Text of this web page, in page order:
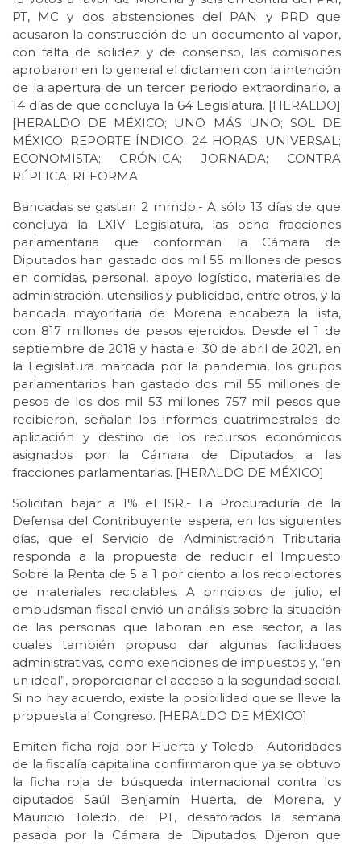
PT, MC y dos abstenciones del PAN y PRD que
acusaron la construcción de un documento al vapor,
con falta de solidez y de consenso, las comisiones
aprobaron en lo general el dictamen con la intención
de la apertura de un tercer periodo extraordinario, a
14 días de que concluya la 64 Legislatura. [HERALDO]
[HERALDO DE MÉXICO; UNO MÁS UNO; SOL DE
MÉXICO; REPORTE ÍNDIGO; 24 HORAS; UNIVERSAL;
ECONOMISTA; CRÓNICA; JORNADA; CONTRA
RÉPLICA; REFORMA
Bancadas se gastan 2 mmdp.- A sólo 13 días de que
concluya la LXIV Legislatura, las ocho fracciones
parlamentaria que conforman la Cámara de
Diputados han gastado dos mil 55 millones de pesos
en comidas, personal, apoyo logístico, materiales de
administración, utensilios y publicidad, entre otros, y la
bancada mayoritaria de Morena encabeza la lista,
con 817 millones de pesos ejercidos. Desde el 1 de
septiembre de 2018 y hasta el 30 de abril de 2021, en
la Legislatura marcada por la pandemia, los grupos
parlamentarios han gastado dos mil 55 millones de
pesos de los dos mil 53 millones 757 mil pesos que
recibieron, señalan los informes cuatrimestrales de
aplicación y destino de los recursos económicos
asignados por la Cámara de Diputados a las
fracciones parlamentarias. [HERALDO DE MÉXICO]
Solicitan bajar a 1% el ISR.- La Procuraduría de la
Defensa del Contribuyente espera, en los siguientes
días, que el Servicio de Administración Tributaria
responda a la propuesta de reducir el Impuesto
Sobre la Renta de 5 a 1 por ciento a los recolectores
de materiales reciclables. A principios de julio, el
ombudsman fiscal envió un análisis sobre la situación
de las personas que laboran en ese sector, a las
cuales también propuso dar algunas facilidades
administrativas, como exenciones de impuestos y, “en
un ideal”, proporcionar el acceso a la seguridad social.
Si no hay acuerdo, existe la posibilidad que se lleve la
propuesta al Congreso. [HERALDO DE MÉXICO]
Emiten ficha roja por Huerta y Toledo.- Autoridades
de la fiscalía capitalina confirmaron que ya se obtuvo
la ficha roja de búsqueda internacional contra los
diputados Saúl Benjamín Huerta, de Morena, y
Mauricio Toledo, del PT, desaforados la semana
pasada por la Cámara de Diputados. Dijeron que